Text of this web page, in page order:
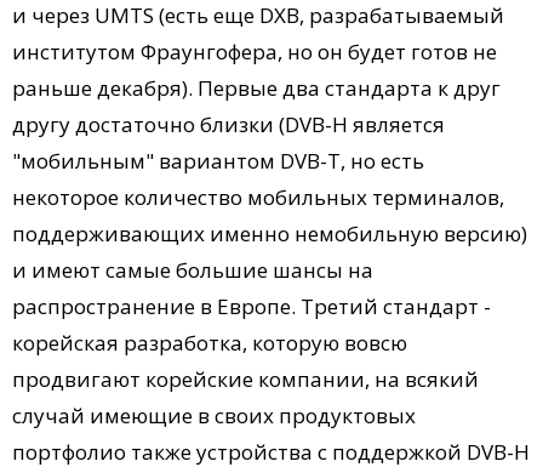
и через UMTS (есть еще DXB, разрабатываемый
институтом Фраунгофера, но он будет готов не
раньше декабря). Первые два стандарта к друг
другу достаточно близки (DVB-H является
"мобильным" вариантом DVB-T, но есть
некоторое количество мобильных терминалов,
поддерживающих именно немобильную версию)
и имеют самые большие шансы на
распространение в Европе. Третий стандарт -
корейская разработка, которую вовсю
продвигают корейские компании, на всякий
случай имеющие в своих продуктовых
портфолио также устройства с поддержкой DVB-H